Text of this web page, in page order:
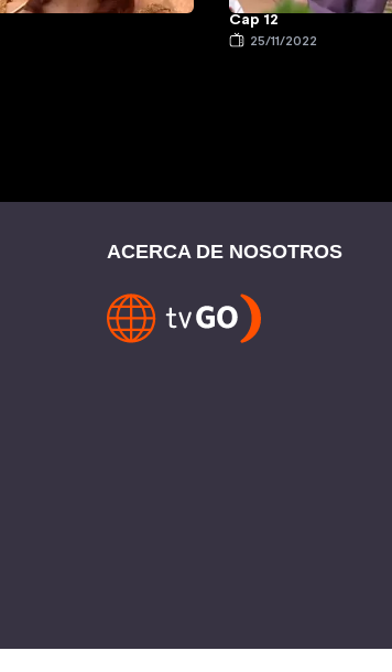
Cap 12
25/11/2022
ACERCA DE NOSOTROS